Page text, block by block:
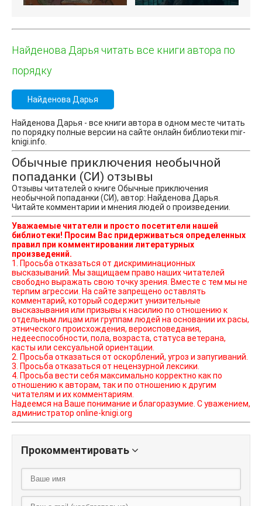
Найденова Дарья читать все книги автора по
порядку
Найденова Дарья
Найденова Дарья - все книги автора в одном месте читать
по порядку полные версии на сайте онлайн библиотеки mir-
knigi.info.
Обычные приключения необычной
попаданки (СИ) отзывы
Отзывы читателей о книге Обычные приключения
необычной попаданки (СИ), автор: Найденова Дарья.
Читайте комментарии и мнения людей о произведении.
Уважаемые читатели и просто посетители нашей
библиотеки! Просим Вас придерживаться определенных
правил при комментировании литературных
произведений.
1. Просьба отказаться от дискриминационных
высказываний. Мы защищаем право наших читателей
свободно выражать свою точку зрения. Вместе с тем мы не
терпим агрессии. На сайте запрещено оставлять
комментарий, который содержит унизительные
высказывания или призывы к насилию по отношению к
отдельным лицам или группам людей на основании их расы,
этнического происхождения, вероисповедания,
недееспособности, пола, возраста, статуса ветерана,
касты или сексуальной ориентации.
2. Просьба отказаться от оскорблений, угроз и запугиваний.
3. Просьба отказаться от нецензурной лексики.
4. Просьба вести себя максимально корректно как по
отношению к авторам, так и по отношению к другим
читателям и их комментариям.
Надеемся на Ваше понимание и благоразумие. С уважением,
администратор online-knigi.org
Прокомментировать